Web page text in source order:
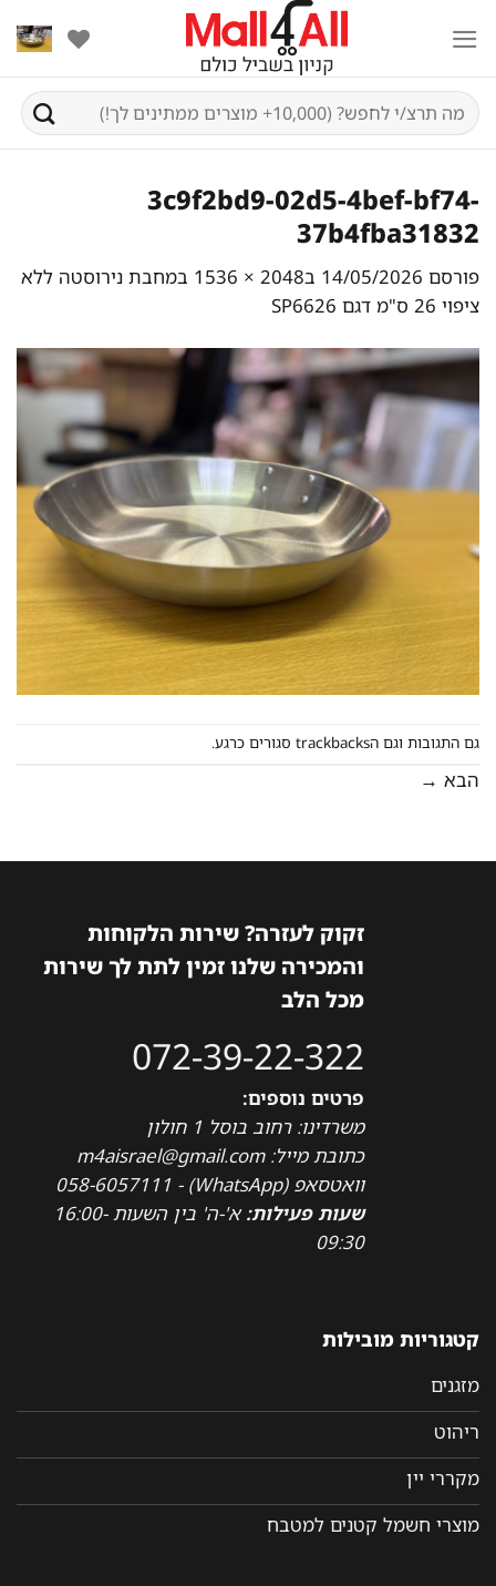
content
חיפוש
עבור:
3c9f2bd9-02d5-4bef-bf74-
37b4fba31832
פורסם 14/05/2026 ב2048 × 1536 במחבת נירוסטה ללא
ציפוי 26 ס"מ דגם SP6626
גם התגובות וגם הtrackbacks סגורים כרגע.
הבא →
זקוק לעזרה? שירות הלקוחות
והמכירה שלנו זמין לתת לך שירות
מכל הלב
072-39-22-322
פרטים נוספים:
משרדינו: רחוב בוסל 1 חולון
כתובת מייל: m4aisrael@gmail.com
וואטסאפ (WhatsApp) - 058-6057111
שעות פעילות:
א'-ה' בין השעות 16:00-
09:30
קטגוריות מובילות
מזגנים
ריהוט
מקררי יין
מוצרי חשמל קטנים למטבח